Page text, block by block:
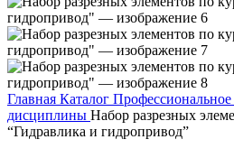
Главная Каталог Профессиональное
дисциплины Набор разрезных
“Гидравлика и гидропривод”